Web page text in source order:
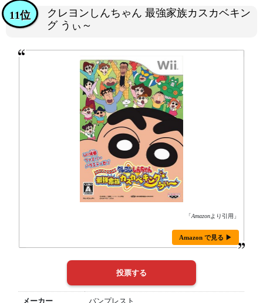
クレヨンしんちゃん 最強家族カスカベキン
グ うぃ～
11位
「Amazonより引用」
Amazon で見る ▶
メーカー バンプレスト